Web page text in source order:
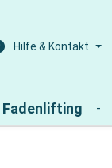
Hilfe & Kontakt
Fadenlifting